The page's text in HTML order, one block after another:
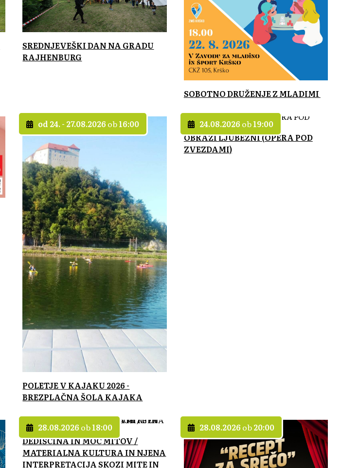
SREDNJEVEŠKI DAN NA GRADU
RAJHENBURG
SOBOTNO DRUŽENJE Z MLADIMI
od 24. - 27.08.2026 ob16:00
POLETJE V KAJAKU 2026 -
BREZPLAČNA ŠOLA KAJAKA
24.08.2026 ob19:00
OBRAZI LJUBEZNI (OPERA POD
ZVEZDAMI)
28.08.2026 ob18:00
DEDIŠCINA IN MOC MITOV /
MATERIALNA KULTURA IN NJENA
INTERPRETACIJA SKOZI MITE IN
28.08.2026 ob20:00